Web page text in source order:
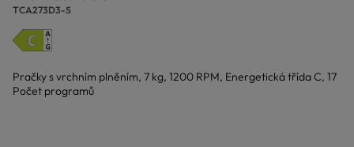
TCA273D3-S
Pračky s vrchním plněním, 7 kg, 1200 RPM, Energetická třída C, 17
Počet programů